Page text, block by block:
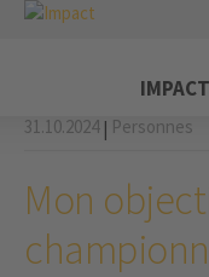
IMPACT
31.10.2024| Personnes
Mon